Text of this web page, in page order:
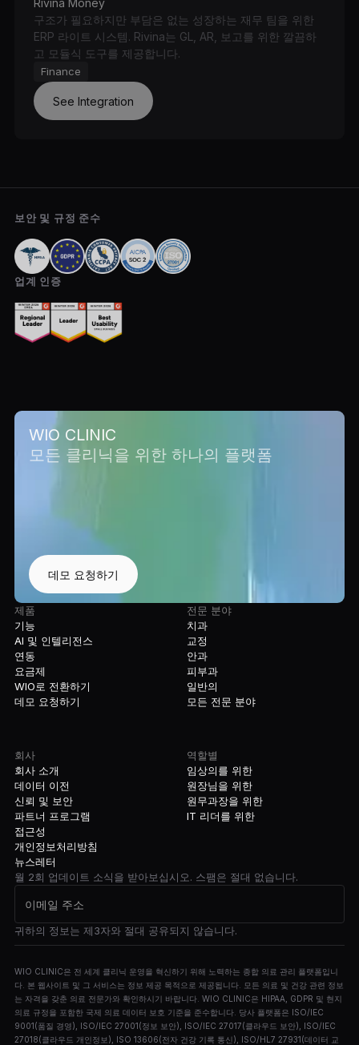
Rivina Money
구조가 필요하지만 부담은 없는 성장하는 재무 팀을 위한
ERP 라이트 시스템. Rivina는 GL, AR, 보고를 위한 깔끔하
고 모듈식 도구를 제공합니다.
Finance
See Integration
보안 및 규정 준수
업계 인증
WIO CLINIC
모든 클리닉을 위한 하나의 플랫폼
데모 요청하기
제품
기능
AI 및 인텔리전스
연동
요금제
WIO로 전환하기
데모 요청하기
전문 분야
치과
교정
안과
피부과
일반의
모든 전문 분야
회사
회사 소개
데이터 이전
신뢰 및 보안
파트너 프로그램
접근성
개인정보처리방침
역할별
임상의를 위한
원장님을 위한
원무과장을 위한
IT 리더를 위한
뉴스레터
월 2회 업데이트 소식을 받아보십시오. 스팸은 절대 없습니다.
귀하의 정보는 제3자와 절대 공유되지 않습니다.
WIO CLINIC은 전 세계 클리닉 운영을 혁신하기 위해 노력하는 종합 의료 관리 플랫폼입니
다. 본 웹사이트 및 그 서비스는 정보 제공 목적으로 제공됩니다. 모든 의료 및 건강 관련 정보
는 자격을 갖춘 의료 전문가와 확인하시기 바랍니다. WIO CLINIC은 HIPAA, GDPR 및 현지
의료 규정을 포함한 국제 의료 데이터 보호 기준을 준수합니다. 당사 플랫폼은 ISO/IEC
9001(품질 경영), ISO/IEC 27001(정보 보안), ISO/IEC 27017(클라우드 보안), ISO/IEC
27018(클라우드 개인정보), ISO 13606(전자 건강 기록 통신), ISO/HL7 27931(데이터 교